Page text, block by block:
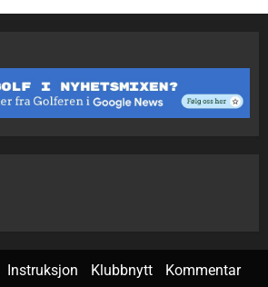
Instruksjon Klubbnytt
Kommentar